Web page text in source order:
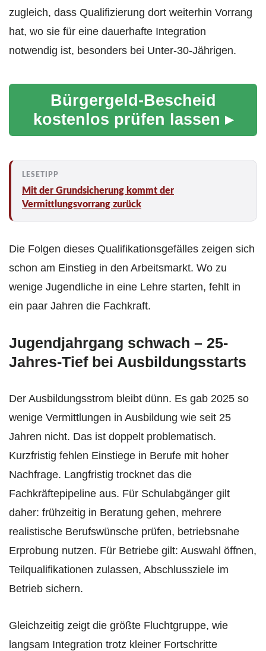
zugleich, dass Qualifizierung dort weiterhin Vorrang
hat, wo sie für eine dauerhafte Integration
notwendig ist, besonders bei Unter-30-Jährigen.
Bürgergeld-Bescheid
kostenlos prüfen lassen ▸
Mit der Grundsicherung kommt der
Vermittlungsvorrang zurück
Die Folgen dieses Qualifikationsgefälles zeigen sich
schon am Einstieg in den Arbeitsmarkt. Wo zu
wenige Jugendliche in eine Lehre starten, fehlt in
ein paar Jahren die Fachkraft.
Jugendjahrgang schwach – 25-
Jahres-Tief bei Ausbildungsstarts
Der Ausbildungsstrom bleibt dünn. Es gab 2025 so
wenige Vermittlungen in Ausbildung wie seit 25
Jahren nicht. Das ist doppelt problematisch.
Kurzfristig fehlen Einstiege in Berufe mit hoher
Nachfrage. Langfristig trocknet das die
Fachkräftepipeline aus. Für Schulabgänger gilt
daher: frühzeitig in Beratung gehen, mehrere
realistische Berufswünsche prüfen, betriebsnahe
Erprobung nutzen. Für Betriebe gilt: Auswahl öffnen,
Teilqualifikationen zulassen, Abschlussziele im
Betrieb sichern.
Gleichzeitig zeigt die größte Fluchtgruppe, wie
langsam Integration trotz kleiner Fortschritte